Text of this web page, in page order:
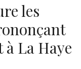
les
La Haye